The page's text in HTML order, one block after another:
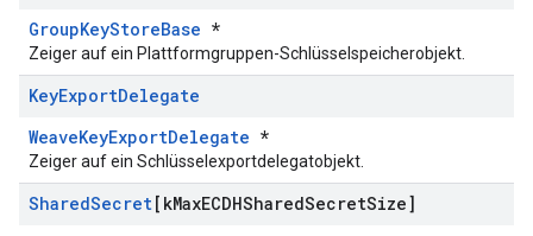
GroupKeyStoreBase *
Zeiger auf ein Plattformgruppen-Schlüsselspeicherobjekt.
KeyExportDelegate
WeaveKeyExportDelegate *
Zeiger auf ein Schlüsselexportdelegatobjekt.
SharedSecret[kMaxECDHSharedSecretSize]